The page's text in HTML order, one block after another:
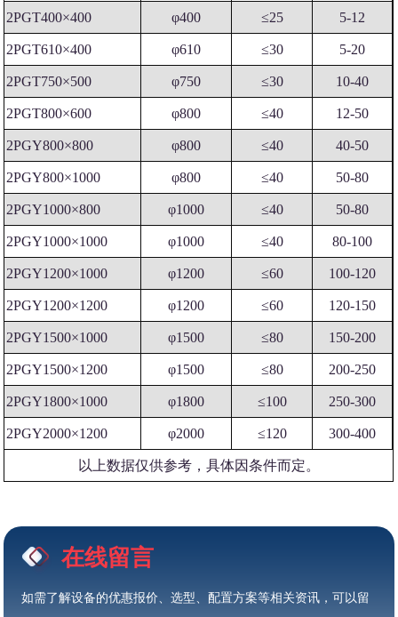
2PGT400×400 φ400 ≤25 5-12
2PGT610×400 φ610 ≤30 5-20
2PGT750×500 φ750 ≤30 10-40
2PGT800×600 φ800 ≤40 12-50
2PGY800×800 φ800 ≤40 40-50
2PGY800×1000 φ800 ≤40 50-80
2PGY1000×800 φ1000 ≤40 50-80
2PGY1000×1000 φ1000 ≤40 80-100
2PGY1200×1000 φ1200 ≤60 100-120
2PGY1200×1200 φ1200 ≤60 120-150
2PGY1500×1000 φ1500 ≤80 150-200
2PGY1500×1200 φ1500 ≤80 200-250
2PGY1800×1000 φ1800 ≤100 250-300
2PGY2000×1200 φ2000 ≤120 300-400
以上数据仅供参考，具体因条件而定。
在线留言
如需了解设备的优惠报价、选型、配置方案等相关资讯，可以留